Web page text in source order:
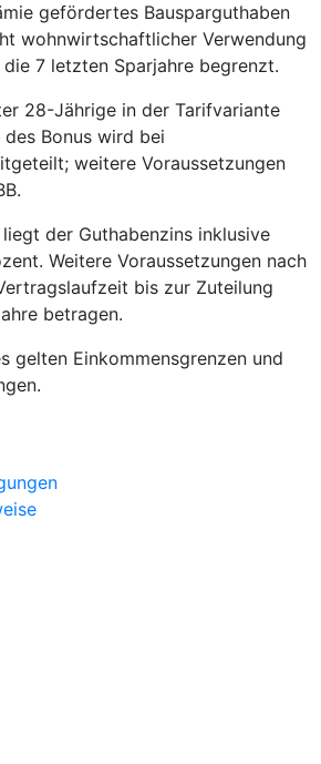
gefördertes Bausparguthaben
wohnwirtschaftlicher Verwendung
7 letzten Sparjahre begrenzt.
28-Jährige in der Tarifvariante
Bonus wird bei
weitere Voraussetzungen
der Guthabenzins inklusive
Weitere Voraussetzungen nach
bis zur Zuteilung
betragen.
gelten Einkommensgrenzen und